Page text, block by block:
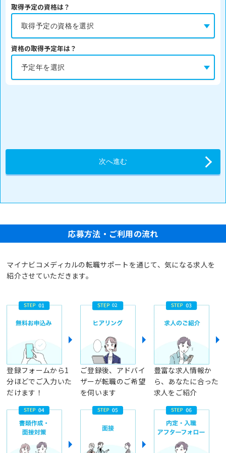
取得予定の資格は？
資格の取得予定年は？
応募方法・ご利用の流れ
マイナビコメディカルの転職サポートを通じて、気になる求人を
紹介させていただきます。
登録フォームから1
分ほどでご入力いた
だけます！
ご登録後、アドバイ
ザーが転職のご希望
を伺います
豊富な求人情報か
ら、あなたに合った
求人をご紹介